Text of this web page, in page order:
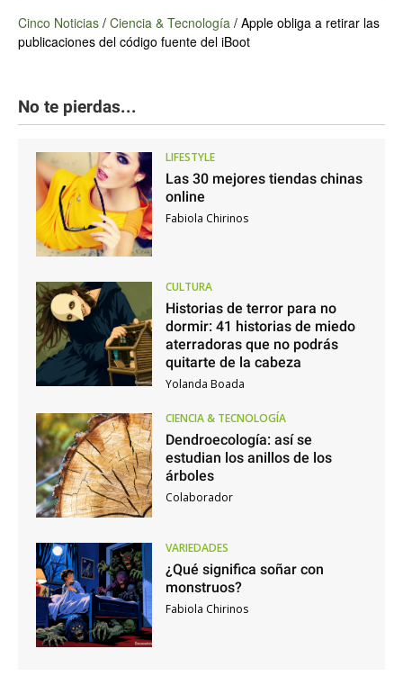
Cinco Noticias / Ciencia & Tecnología / Apple obliga a retirar las
publicaciones del código fuente del iBoot
No te pierdas...
LIFESTYLE
Las 30 mejores tiendas chinas
online
Fabiola Chirinos
CULTURA
Historias de terror para no
dormir: 41 historias de miedo
aterradoras que no podrás
quitarte de la cabeza
Yolanda Boada
CIENCIA & TECNOLOGÍA
Dendroecología: así se
estudian los anillos de los
árboles
Colaborador
VARIEDADES
¿Qué significa soñar con
monstruos?
Fabiola Chirinos